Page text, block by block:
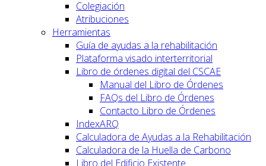
Colegiación
Atribuciones
Herramientas
Guía de ayudas a la rehabilitación
Plataforma visado interterritorial
Libro de órdenes digital del CSCAE
Manual del Libro de Órdenes
FAQs del Libro de Órdenes
Contacto Libro de Órdenes
IndexARQ
Calculadora de Ayudas a la Rehabilitación
Calculadora de la Huella de Carbono
Libro del Edificio Existente